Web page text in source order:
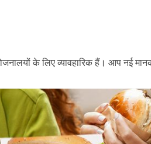
के लिए व्यावहारिक हैं। आप नई